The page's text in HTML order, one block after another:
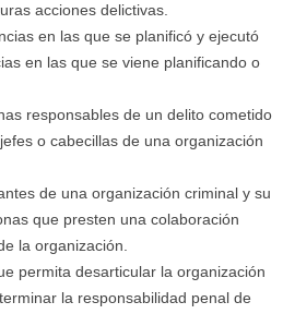
acciones delictivas.
en las que se planificó y ejecutó
en las que se viene planificando o
responsables de un delito cometido
o cabecillas de una organización
de una organización criminal y su
que presten una colaboración
la organización.
permita desarticular la organización
la responsabilidad penal de